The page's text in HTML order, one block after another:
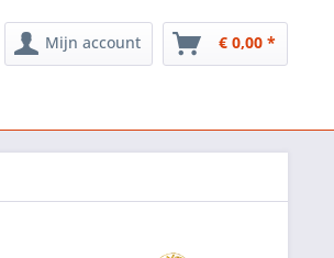
Mijn account € 0,00 *